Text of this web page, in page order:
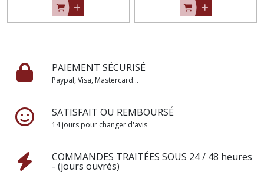
PAIEMENT SÉCURISÉ
Paypal, Visa, Mastercard...
SATISFAIT OU REMBOURSÉ
14 jours pour changer d'avis
COMMANDES TRAITÉES SOUS 24 / 48 heures
- (jours ouvrés)